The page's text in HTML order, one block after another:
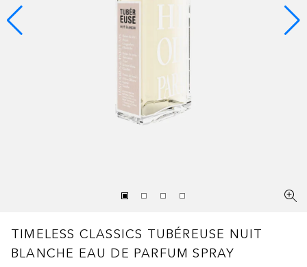
TIMELESS CLASSICS TUBÉREUSE NUIT
BLANCHE EAU DE PARFUM SPRAY